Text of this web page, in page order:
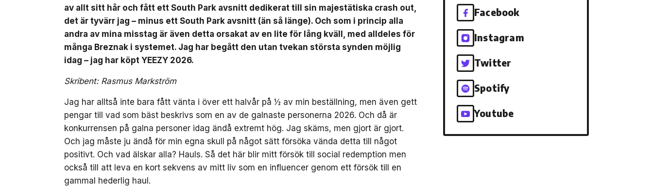
av allt sitt hår och fått ett South Park avsnitt dedikerat till sin majestätiska crash out,
det är tyvärr jag – minus ett South Park avsnitt (än så länge). Och som i princip alla
andra av mina misstag är även detta orsakat av en lite för lång kväll, med alldeles för
många Breznak i systemet. Jag har begått den utan tvekan största synden möjlig
idag – jag har köpt YEEZY 2026.
Skribent: Rasmus Markström
Jag har alltså inte bara fått vänta i över ett halvår på ½ av min beställning, men även gett
pengar till vad som bäst beskrivs som en av de galnaste personerna 2026. Och då är
konkurrensen på galna personer idag ändå extremt hög. Jag skäms, men gjort är gjort.
Och jag måste ju ändå för min egna skull på något sätt försöka vända detta till något
positivt. Och vad älskar alla? Hauls. Så det här blir mitt försök till social redemption men
också till att leva en kort sekvens av mitt liv som en influencer genom ett försök till en
gammal hederlig haul.
Facebook
Instagram
Twitter
Spotify
Youtube